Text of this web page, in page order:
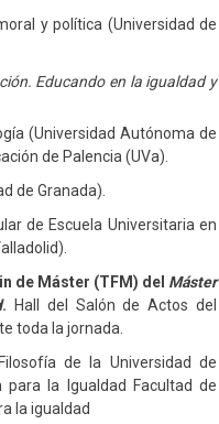
y política (Universidad de
Educando en la igualdad y
(Universidad Autónoma de
de Palencia (UVa).
de Granada).
de Escuela Universitaria en
de Máster (TFM) del Máster
.
Hall del Salón de Actos del
toda la jornada.
de la Universidad de
para la Igualdad Facultad de
la igualdad